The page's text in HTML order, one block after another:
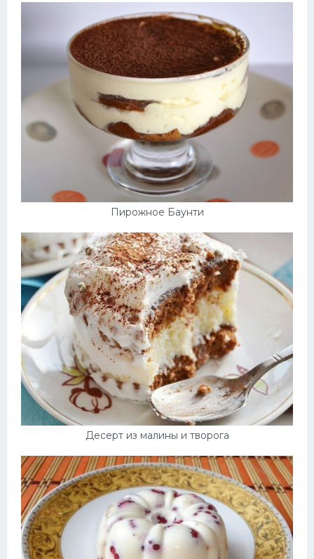
Пирожное Баунти
Десерт из малины и творога